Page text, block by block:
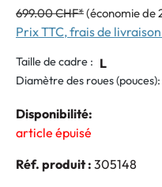
699.00 CHF*(économie de
Prix TTC, frais de livraison
Taille de cadre : L
Diamètre des roues (pouces):
Disponibilité:
article épuisé
Réf. produit : 305148